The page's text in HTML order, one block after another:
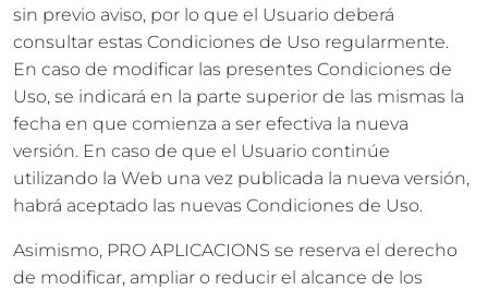
sin previo aviso, por lo que el Usuario deberá
consultar estas Condiciones de Uso regularmente.
En caso de modificar las presentes Condiciones de
Uso, se indicará en la parte superior de las mismas la
fecha en que comienza a ser efectiva la nueva
versión. En caso de que el Usuario continúe
utilizando la Web una vez publicada la nueva versión,
habrá aceptado las nuevas Condiciones de Uso.
Asimismo, PRO APLICACIONS se reserva el derecho
de modificar, ampliar o reducir el alcance de los